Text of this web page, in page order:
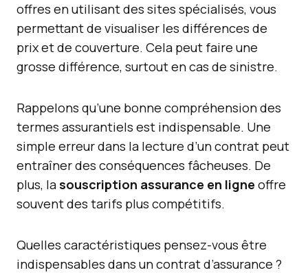
offres en utilisant des sites spécialisés, vous
permettant de visualiser les différences de
prix et de couverture. Cela peut faire une
grosse différence, surtout en cas de sinistre.
Rappelons qu’une bonne compréhension des
termes assurantiels est indispensable. Une
simple erreur dans la lecture d’un contrat peut
entraîner des conséquences fâcheuses. De
plus, la souscription assurance en ligne offre
souvent des tarifs plus compétitifs.
Quelles caractéristiques pensez-vous être
indispensables dans un contrat d’assurance ?